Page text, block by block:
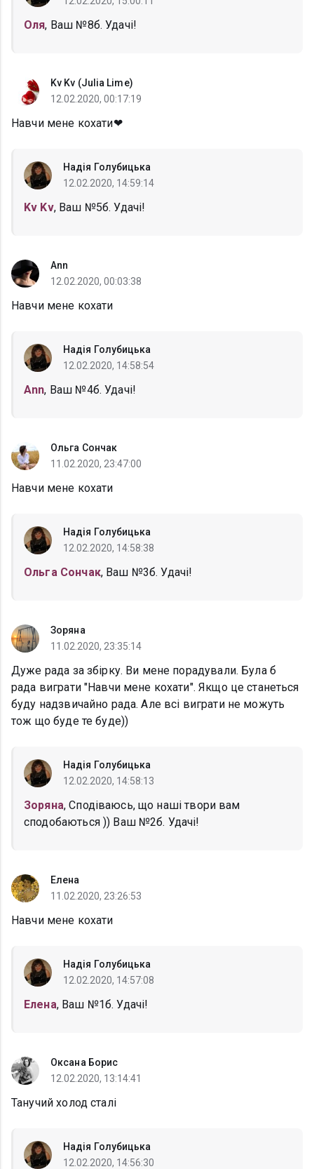
Оля, Ваш №8б. Удачі!
Kv Kv (Julia Lime)
12.02.2020, 00:17:19
Навчи мене кохати❤
Надія Голубицька
12.02.2020, 14:59:14
Kv Kv, Ваш №5б. Удачі!
Ann
12.02.2020, 00:03:38
Навчи мене кохати
Надія Голубицька
12.02.2020, 14:58:54
Ann, Ваш №4б. Удачі!
Ольга Сончак
11.02.2020, 23:47:00
Навчи мене кохати
Надія Голубицька
12.02.2020, 14:58:38
Ольга Сончак, Ваш №3б. Удачі!
Зоряна
11.02.2020, 23:35:14
Дуже рада за збірку. Ви мене порадували. Була б
рада виграти "Навчи мене кохати". Якщо це станеться
буду надзвичайно рада. Але всі виграти не можуть
тож що буде те буде))
Надія Голубицька
12.02.2020, 14:58:13
Зоряна, Сподіваюсь, що наші твори вам
сподобаються )) Ваш №2б. Удачі!
Елена
11.02.2020, 23:26:53
Навчи мене кохати
Надія Голубицька
12.02.2020, 14:57:08
Елена, Ваш №1б. Удачі!
Оксана Борис
12.02.2020, 13:14:41
Танучий холод сталі
Надія Голубицька
12.02.2020, 14:56:30